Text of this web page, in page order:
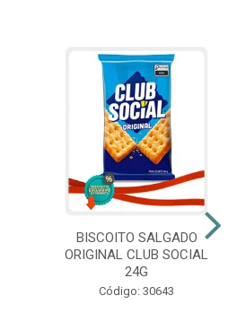
BISCOITO SALGADO
ORIGINAL CLUB SOCIAL
24G
Código: 30643